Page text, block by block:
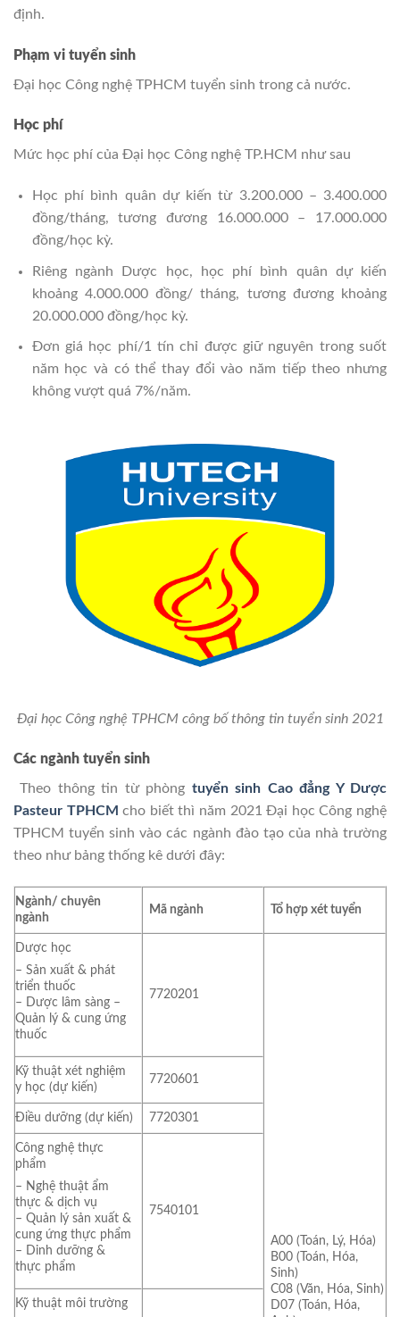
định.
Phạm vi tuyển sinh
Đại học Công nghệ TPHCM tuyển sinh trong cả nước.
Học phí
Mức học phí của Đại học Công nghệ TP.HCM như sau
Học phí bình quân dự kiến từ 3.200.000 – 3.400.000
đồng/tháng, tương đương 16.000.000 – 17.000.000
đồng/học kỳ.
Riêng ngành Dược học, học phí bình quân dự kiến
khoảng 4.000.000 đồng/ tháng, tương đương khoảng
20.000.000 đồng/học kỳ.
Đơn giá học phí/1 tín chỉ được giữ nguyên trong suốt
năm học và có thể thay đổi vào năm tiếp theo nhưng
không vượt quá 7%/năm.
Đại học Công nghệ TPHCM công bố thông tin tuyển sinh 2021
Các ngành tuyển sinh
Theo thông tin từ phòng tuyển sinh Cao đẳng Y Dược
Pasteur TPHCM cho biết thì năm 2021 Đại học Công nghệ
TPHCM tuyển sinh vào các ngành đào tạo của nhà trường
theo như bảng thống kê dưới đây:
Ngành/ chuyên
ngành
Mã ngành Tổ hợp xét tuyển
Dược học
– Sản xuất & phát
triển thuốc
– Dược lâm sàng –
Quản lý & cung ứng
thuốc
7720201
A00 (Toán, Lý, Hóa)
B00 (Toán, Hóa,
Sinh)
C08 (Văn, Hóa, Sinh)
D07 (Toán, Hóa,
Kỹ thuật xét nghiệm
y học (dự kiến)
7720601
Điều dưỡng (dự kiến) 7720301
Công nghệ thực
phẩm
– Nghệ thuật ẩm
thực & dịch vụ
– Quản lý sản xuất &
cung ứng thực phẩm
– Dinh dưỡng &
thực phẩm
7540101
Kỹ thuật môi trường